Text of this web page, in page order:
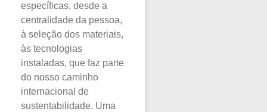
específicas, desde a
centralidade da pessoa,
à seleção dos materiais,
às tecnologias
instaladas, que faz parte
do nosso caminho
internacional de
sustentabilidade. Uma